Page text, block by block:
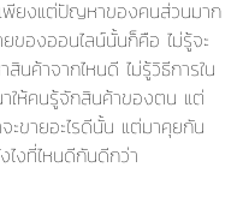
พียงแต่ปัญหาของคนส่วนมาก
ยของออนไลน์นั้นก็คือ ไม่รู้จะ
สินค้าจากไหนดี ไม่รู้วิธีการใน
ให้คนรู้จักสินค้าของตน แต่
ะขายอะไรดีนั้น แต่มาคุยกัน
ไงที่ไหนดีกันดีกว่า